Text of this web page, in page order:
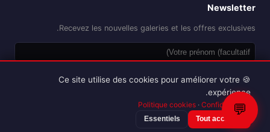
Newsletter
Recevez les nouvelles galeries et les offres exclusives.
Reproduction interdite sans autorisation.
💬
🍪 Ce site utilise des cookies pour améliorer votre
expérience.
Politique cookies · Confidentialité
Tout accepter
Essentiels